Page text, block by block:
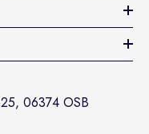
06374 OSB